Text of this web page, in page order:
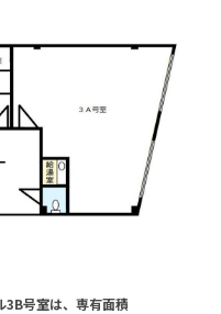
3B号室は、専有面積